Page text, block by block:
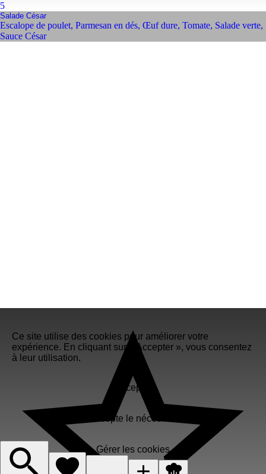
5
Salade César
Escalope de poulet, Parmesan en dés, Œuf dure, Tomate, Salade verte,
Sauce César
Ce site utilise des cookies pour améliorer votre
expérience. En cliquant sur « Accepter », vous consentez
à leur utilisation.
Accepter
J'accepte le nécessaire
Gérer les cookies